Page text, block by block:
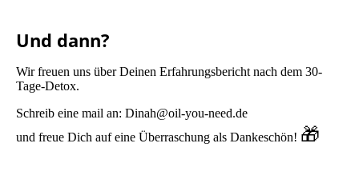
Und dann?
Wir freuen uns über Deinen Erfahrungsbericht nach dem 30-
Tage-Detox.
Schreib eine mail an: Dinah@oil-you-need.de
und freue Dich auf eine Überraschung als Dankeschön! 🎁